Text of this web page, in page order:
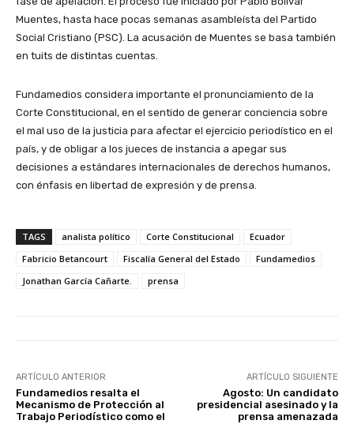
Muentes, hasta hace pocas semanas asambleísta del Partido
Social Cristiano (PSC). La acusación de Muentes se basa también
en tuits de distintas cuentas.
Fundamedios considera importante el pronunciamiento de la
Corte Constitucional, en el sentido de generar conciencia sobre
el mal uso de la justicia para afectar el ejercicio periodístico en el
país, y de obligar a los jueces de instancia a apegar sus
decisiones a estándares internacionales de derechos humanos,
con énfasis en libertad de expresión y de prensa.
TAGS analista político Corte Constitucional
Ecuador
Fabricio Betancourt
Fiscalía General del Estado
Fundamedios
Jonathan García Cañarte.
prensa
ARTÍCULO ANTERIOR
Fundamedios resalta el
Mecanismo de Protección al
Trabajo Periodístico como el
ARTÍCULO SIGUIENTE
Agosto: Un candidato
presidencial asesinado y la
prensa amenazada